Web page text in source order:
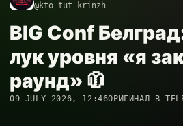
@kto_tut_krinzh
BIG Conf
лук уровня «я
раунд» 🧥
09 JULY 2026, 12:46ОРИГИНАЛ В